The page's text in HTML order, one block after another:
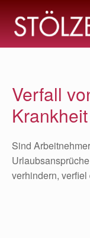
Inhalt
springen
Verfall
Krankheit
Sind
verhindern,